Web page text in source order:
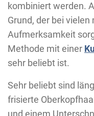
kombiniert werden.
Grund, der bei
Aufmerksamkeit
Methode mit einer
sehr beliebt ist.
Sehr beliebt sind
frisierte
und einem